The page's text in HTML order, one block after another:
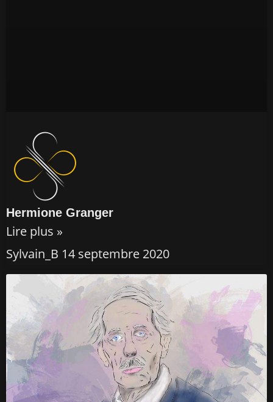
Hermione Granger
Lire plus »
Sylvain_B 14 septembre 2020